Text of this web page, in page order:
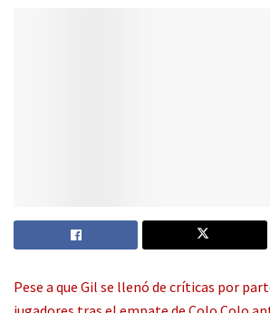
Pese a que Gil se llenó de críticas por